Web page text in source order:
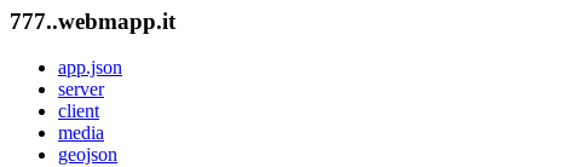
777..webmapp.it
app.json
server
client
media
geojson